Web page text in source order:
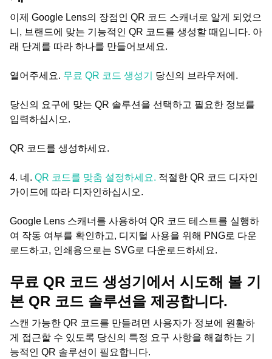
이제 Google Lens의 장점인 QR 코드 스캐너로 알게 되었으
니, 브랜드에 맞는 기능적인 QR 코드를 생성할 때입니다. 아
래 단계를 따라 하나를 만들어보세요.
열어주세요. 무료 QR 코드 생성기 당신의 브라우저에.
당신의 요구에 맞는 QR 솔루션을 선택하고 필요한 정보를
입력하십시오.
QR 코드를 생성하세요.
4. 네. QR 코드를 맞춤 설정하세요. 적절한 QR 코드 디자인
가이드에 따라 디자인하십시오.
Google Lens 스캐너를 사용하여 QR 코드 테스트를 실행하
여 작동 여부를 확인하고, 디지털 사용을 위해 PNG로 다운
로드하고, 인쇄용으로는 SVG로 다운로드하세요.
무료 QR 코드 생성기에서 시도해 볼 기
본 QR 코드 솔루션을 제공합니다.
스캔 가능한 QR 코드를 만들려면 사용자가 정보에 원활하
게 접근할 수 있도록 당신의 특정 요구 사항을 해결하는 기
능적인 QR 솔루션이 필요합니다.